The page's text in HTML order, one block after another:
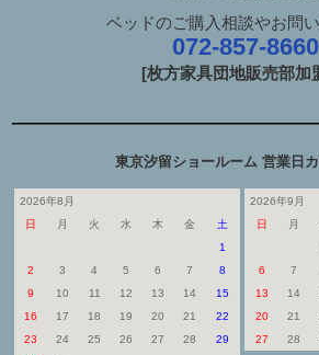
ベッドのご購入相談やお問
072-857-8660
[枚方家具団地販売部加
東京汐留ショールーム 営業日
2026年8月
日
月 火 水 木 金
土
1
2
3 4 5 6 7
8
9
10 11 12 13 14
15
16
17 18 19 20 21
22
23
24 25 26 27 28
29
2026年9月
日
月
6
7
13
14
20
21
27
28